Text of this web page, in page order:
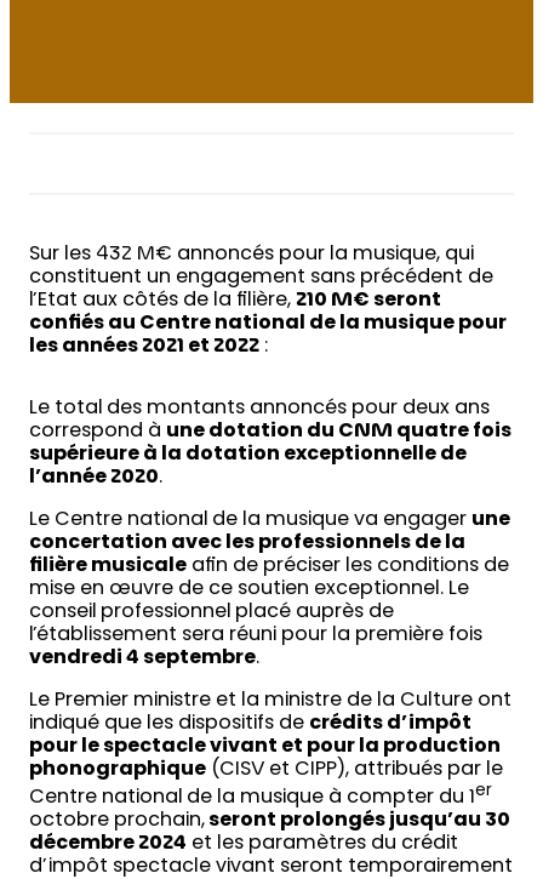
Sur les 432 M€ annoncés pour la musique, qui
constituent un engagement sans précédent de
l’Etat aux côtés de la filière, 210 M€ seront
confiés au Centre national de la musique pour
les années 2021 et 2022 :
Le total des montants annoncés pour deux ans
correspond à une dotation du CNM quatre fois
supérieure à la dotation exceptionnelle de
l’année 2020.
Le Centre national de la musique va engager une
concertation avec les professionnels de la
filière musicale afin de préciser les conditions de
mise en œuvre de ce soutien exceptionnel. Le
conseil professionnel placé auprès de
l’établissement sera réuni pour la première fois
vendredi 4 septembre.
Le Premier ministre et la ministre de la Culture ont
indiqué que les dispositifs de crédits d’impôt
pour le spectacle vivant et pour la production
phonographique (CISV et CIPP), attribués par le
Centre national de la musique à compter du 1er
octobre prochain, seront prolongés jusqu’au 30
décembre 2024 et les paramètres du crédit
d’impôt spectacle vivant seront temporairement